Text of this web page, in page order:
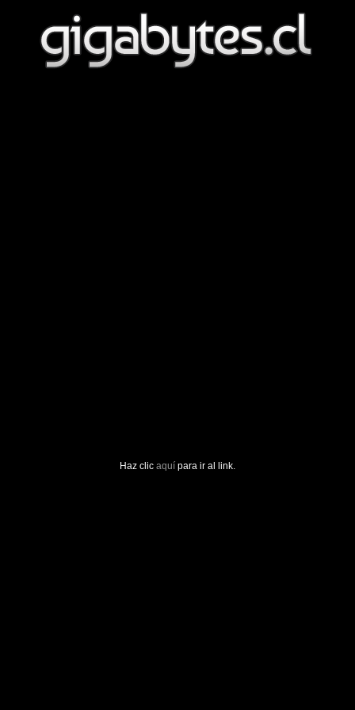
Haz clic aquí para ir al link.